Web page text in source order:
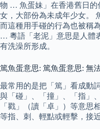
物 … 魚蛋妹」在香港舊日的
女，大部份為未成年少女。
而這種用手碰的行為也被稱
… 粵語「老泥」意思是人體
有洗澡所形成。
篤魚蛋意思: 篤魚蛋意思: 無
最常用的是把「篤」看成動
與「碰」、「撞」、「指」
「戳」（讀「卓」）等意思
等指、刺、輕點或輕擊，接